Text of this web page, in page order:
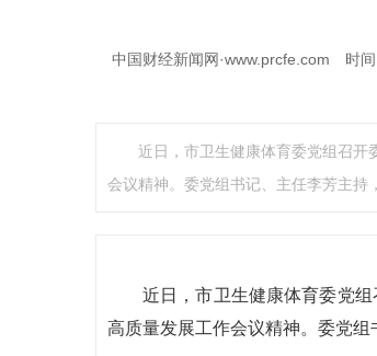
中国财经新闻网·www.prcfe.com 时
近日，市卫生健康体育委党组召开
会议精神。委党组书记、主任李芳主持
近日，市卫生健康体育委党
高质量发展工作会议精神。委党组